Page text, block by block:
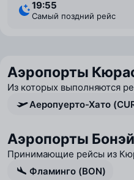
19:55
Самый поздний рейс
Аэропорты
Из которых выполняются
Аеропуерто-Хато
Аэропорты
Принимающие рейсы из
Фламинго (BON)